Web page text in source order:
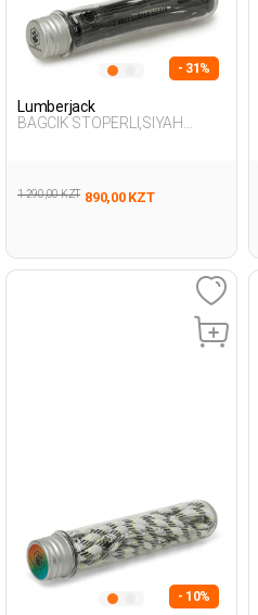
- 31%
Lumberjack
BAGCIK STOPERLI,SIYAH
1 290,00 KZT 890,00 KZT
- 10%